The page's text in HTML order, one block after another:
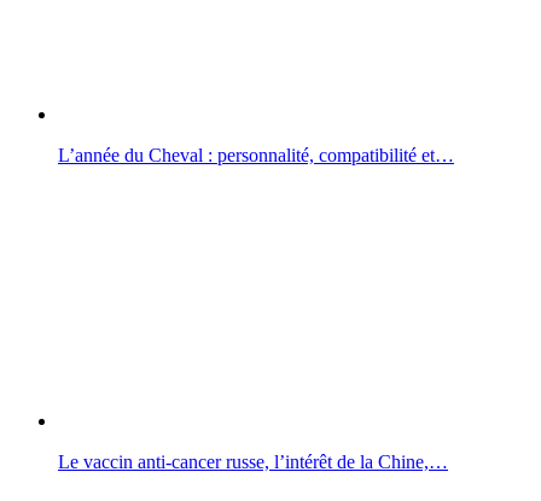
L’année du Cheval : personnalité, compatibilité et…
Le vaccin anti-cancer russe, l’intérêt de la Chine,…